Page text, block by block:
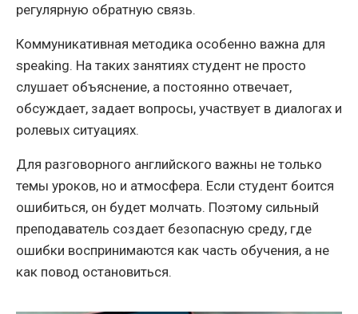
регулярную обратную связь.
Коммуникативная методика особенно важна для
speaking. На таких занятиях студент не просто
слушает объяснение, а постоянно отвечает,
обсуждает, задает вопросы, участвует в диалогах и
ролевых ситуациях.
Для разговорного английского важны не только
темы уроков, но и атмосфера. Если студент боится
ошибиться, он будет молчать. Поэтому сильный
преподаватель создает безопасную среду, где
ошибки воспринимаются как часть обучения, а не
как повод остановиться.